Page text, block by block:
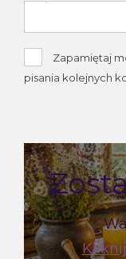
Zapamiętaj
pisania kolejnych